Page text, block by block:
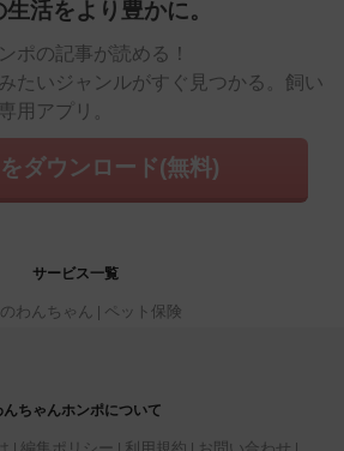
活をより豊かに。
ポの記事が読める！
たいジャンルがすぐ見つかる。飼い
用アプリ。
ダウンロード(無料)
サービス一覧
わんちゃん ペット保険
んちゃんホンポについて